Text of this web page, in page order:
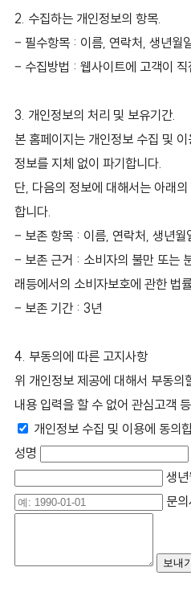
2. 수집하는 개인정보의 항목.
– 필수항목 : 이름, 연락처, 생년월
– 수집방법 : 웹사이트에 고객이 직
3. 개인정보의 처리 및 보유기간.
본 홈페이지는 개인정보 수집 및
정보를 지체 없이 파기합니다.
단, 다음의 정보에 대해서는 아래
합니다.
– 보존 항목 : 이름, 연락처, 생년월
– 보존 근거 : 소비자의 불만 또는
래등에서의 소비자보호에 관한 법
– 보존 기간 : 3년
4. 부동의에 따른 고지사항
위 개인정보 제공에 대해서 부동의
내용 입력을 할 수 없어 관심고객
개인정보 수집 및 이용에 동의
성명
생
문